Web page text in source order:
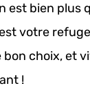
est bien plus
votre
bon choix, et
!